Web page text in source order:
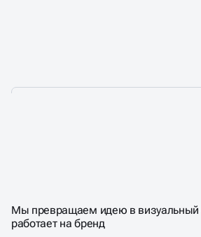
ВЛЮБЛЯЕТ
С ПЕРВОГО
Мы превращаем идею в визуальный
работает на бренд